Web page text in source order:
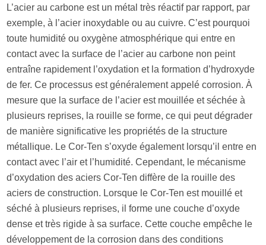
L’acier au carbone est un métal très réactif par rapport, par
exemple, à l’acier inoxydable ou au cuivre. C’est pourquoi
toute humidité ou oxygène atmosphérique qui entre en
contact avec la surface de l’acier au carbone non peint
entraîne rapidement l’oxydation et la formation d’hydroxyde
de fer. Ce processus est généralement appelé corrosion. À
mesure que la surface de l’acier est mouillée et séchée à
plusieurs reprises, la rouille se forme, ce qui peut dégrader
de manière significative les propriétés de la structure
métallique. Le Cor-Ten s’oxyde également lorsqu’il entre en
contact avec l’air et l’humidité. Cependant, le mécanisme
d’oxydation des aciers Cor-Ten diffère de la rouille des
aciers de construction. Lorsque le Cor-Ten est mouillé et
séché à plusieurs reprises, il forme une couche d’oxyde
dense et très rigide à sa surface. Cette couche empêche le
développement de la corrosion dans des conditions